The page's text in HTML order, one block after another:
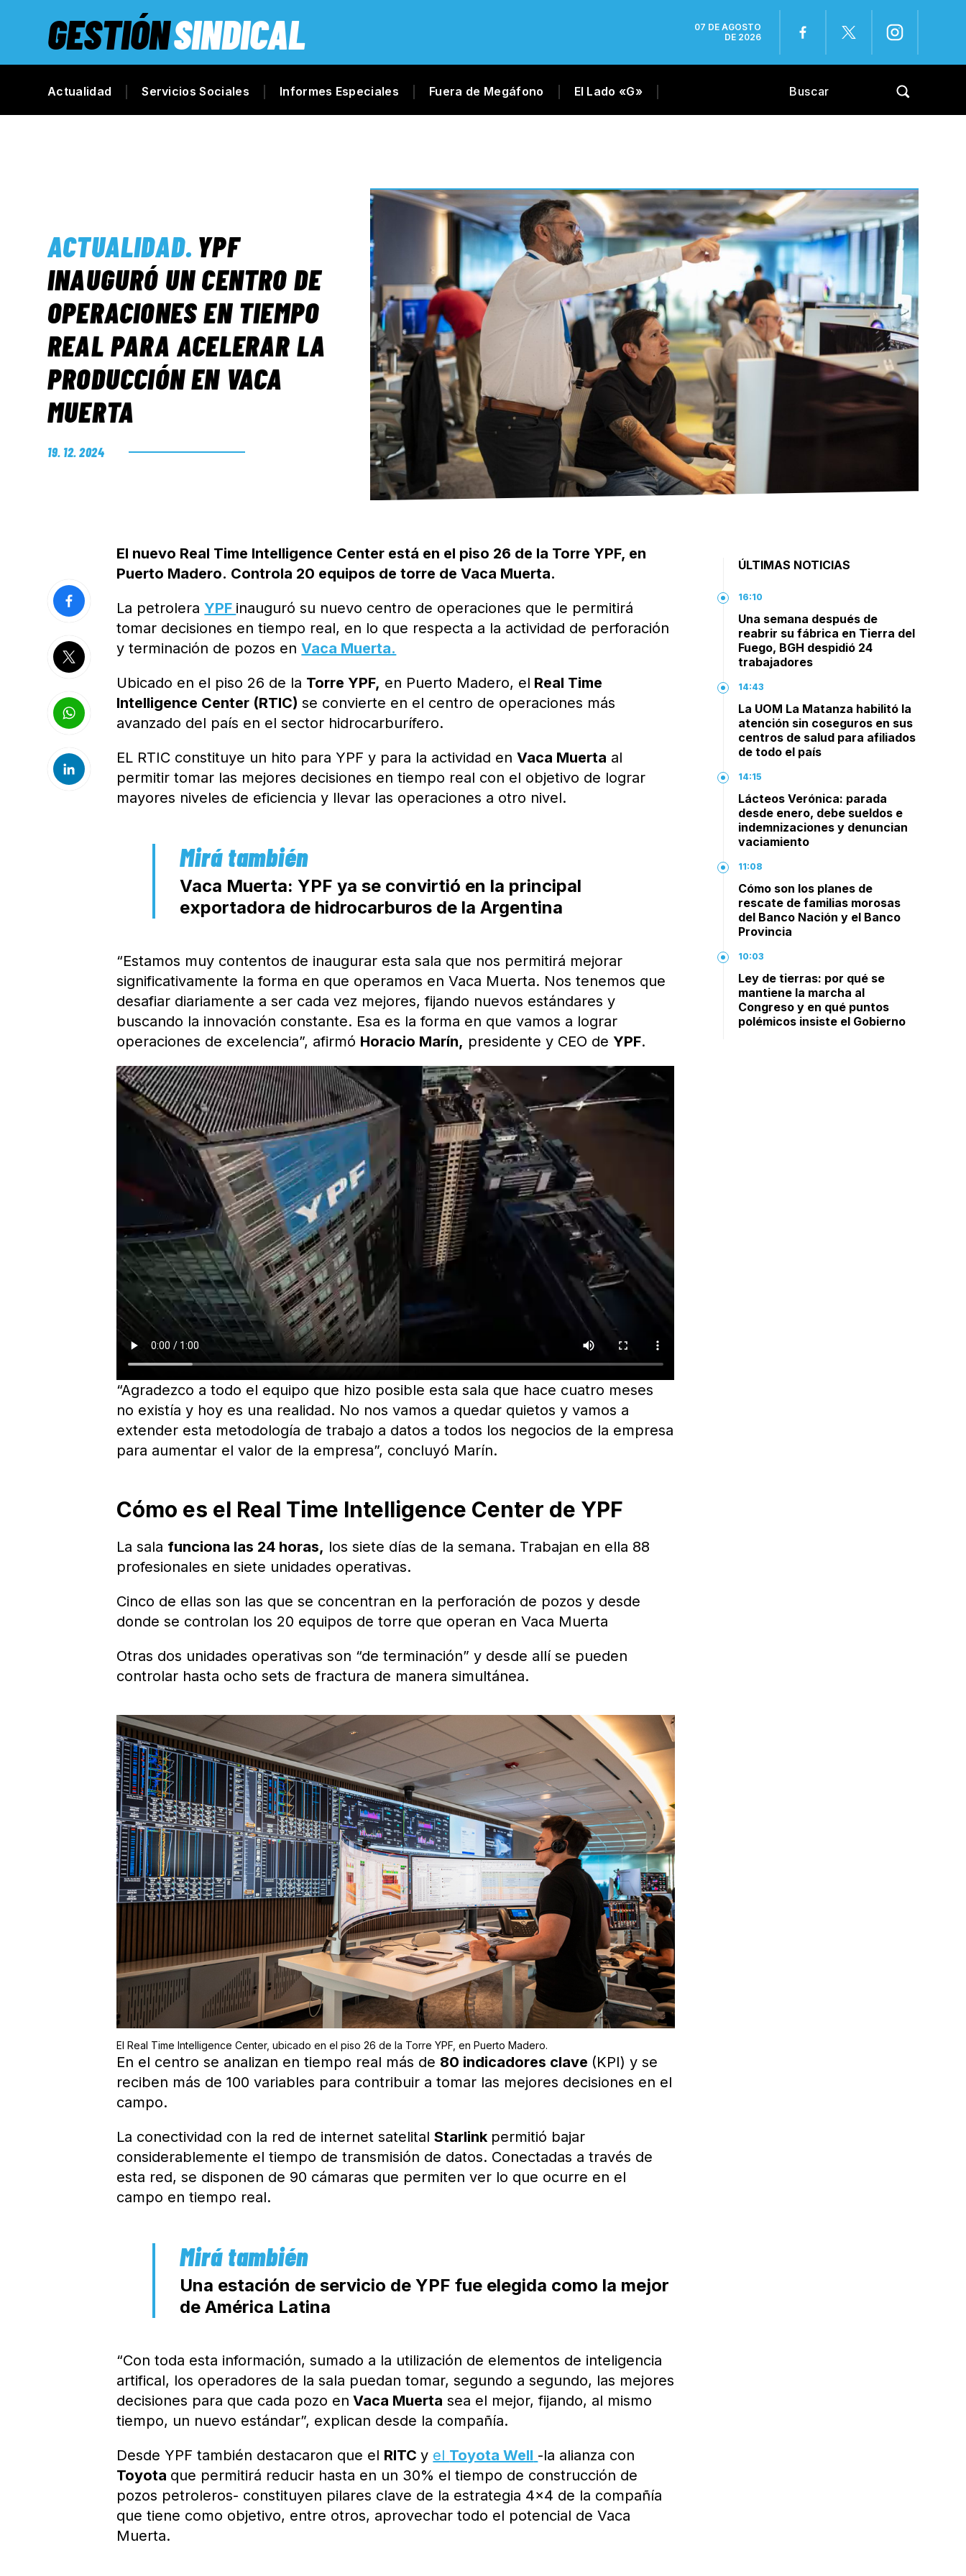
GESTIÓNSINDICAL
07 DE AGOSTO
DE 2026
Actualidad Servicios Sociales Informes Especiales Fuera de Megáfono El Lado «G»
ACTUALIDAD. YPF
INAUGURÓ UN CENTRO DE
OPERACIONES EN TIEMPO
REAL PARA ACELERAR LA
PRODUCCIÓN EN VACA
MUERTA
19. 12. 2024
El nuevo Real Time Intelligence Center está en el piso 26 de la Torre YPF, en
Puerto Madero. Controla 20 equipos de torre de Vaca Muerta.
La petroleraYPF inauguró su nuevo centro de operaciones que le permitirá
tomar decisiones en tiempo real, en lo que respecta a la actividad de perforación
y terminación de pozos enVaca Muerta.
Ubicado en el piso 26 de la Torre YPF, en Puerto Madero, el Real Time
Intelligence Center (RTIC)se convierte en el centro de operaciones más
avanzado del país en el sector hidrocarburífero.
EL RTIC constituye un hito para YPF y para la actividad enVaca Muerta al
permitir tomar las mejores decisiones en tiempo real con el objetivo de lograr
mayores niveles de eficiencia y llevar las operaciones a otro nivel.
Vaca Muerta: YPF ya se convirtió en la principal
exportadora de hidrocarburos de la Argentina
“Estamos muy contentos de inaugurar esta sala que nos permitirá mejorar
significativamente la forma en que operamos en Vaca Muerta. Nos tenemos que
desafiar diariamente a ser cada vez mejores, fijando nuevos estándares y
buscando la innovación constante. Esa es la forma en que vamos a lograr
operaciones de excelencia”, afirmó Horacio Marín, presidente y CEO deYPF.
“Agradezco a todo el equipo que hizo posible esta sala que hace cuatro meses
no existía y hoy es una realidad. No nos vamos a quedar quietos y vamos a
extender esta metodología de trabajo a datos a todos los negocios de la empresa
para aumentar el valor de la empresa”, concluyó Marín.
Cómo es el Real Time Intelligence Center de YPF
La sala funciona las 24 horas, los siete días de la semana. Trabajan en ella 88
profesionales en siete unidades operativas.
Cinco de ellas son las que se concentran en la perforación de pozos y desde
donde se controlan los 20 equipos de torre que operan en Vaca Muerta
Otras dos unidades operativas son “de terminación” y desde allí se pueden
controlar hasta ocho sets de fractura de manera simultánea.
El Real Time Intelligence Center, ubicado en el piso 26 de la Torre YPF, en Puerto Madero.
En el centro se analizan en tiempo real más de 80 indicadores clave (KPI) y se
reciben más de 100 variables para contribuir a tomar las mejores decisiones en el
campo.
La conectividad con la red de internet satelitalStarlink permitió bajar
considerablemente el tiempo de transmisión de datos. Conectadas a través de
esta red, se disponen de 90 cámaras que permiten ver lo que ocurre en el
campo en tiempo real.
Una estación de servicio de YPF fue elegida como la mejor
de América Latina
“Con toda esta información, sumado a la utilización de elementos de inteligencia
artifical, los operadores de la sala puedan tomar, segundo a segundo, las mejores
decisiones para que cada pozo en Vaca Muerta sea el mejor, fijando, al mismo
tiempo, un nuevo estándar”, explican desde la compañía.
Desde YPF también destacaron que el RITCy el Toyota Well -la alianza con
Toyota que permitirá reducir hasta en un 30% el tiempo de construcción de
pozos petroleros- constituyen pilares clave de la estrategia 4×4 de la compañía
que tiene como objetivo, entre otros, aprovechar todo el potencial de Vaca
Muerta.
ÚLTIMAS NOTICIAS
16:10
Una semana después de
reabrir su fábrica en Tierra del
Fuego, BGH despidió 24
trabajadores
14:43
La UOM La Matanza habilitó la
atención sin coseguros en sus
centros de salud para afiliados
de todo el país
14:15
Lácteos Verónica: parada
desde enero, debe sueldos e
indemnizaciones y denuncian
vaciamiento
11:08
Cómo son los planes de
rescate de familias morosas
del Banco Nación y el Banco
Provincia
10:03
Ley de tierras: por qué se
mantiene la marcha al
Congreso y en qué puntos
polémicos insiste el Gobierno